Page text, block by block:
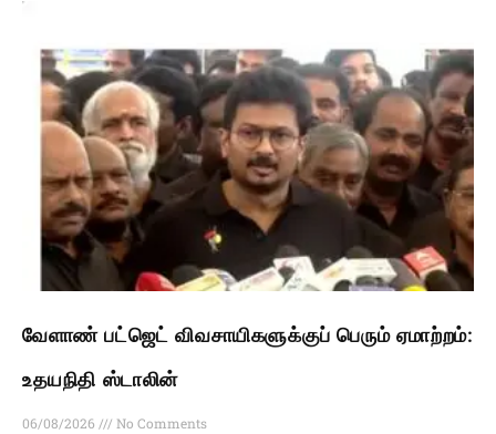
வேளாண் பட்ஜெட் விவசாயிகளுக்குப் பெரும் ஏமாற்றம்:
உதயநிதி ஸ்டாலின்
06/08/2026
No Comments